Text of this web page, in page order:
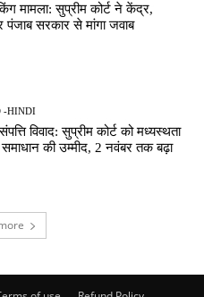
मामला: सुप्रीम कोर्ट ने केंद्र,
सरकार से मांगा जवाब
-HINDI
विवाद: सुप्रीम कोर्ट को मध्यस्थता
समाधान की उम्मीद, 2 नवंबर तक बढ़ा